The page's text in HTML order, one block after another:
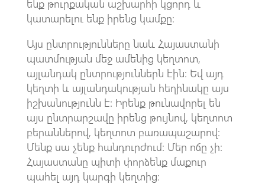
ենք թուրքական աշխարհի կցորդ և
կատարելու ենք իրենց կամքը։
Այս ընտրությունները նաև Հայաստանի
պատմության մեջ ամենից կեղտոտ,
այլանդակ ընտրություններն էին: Եվ այդ
կեղտի և այլանդակության հեղինակը այս
իշխանությունն է: Իրենք թունավորել են
այս ընտրարշավը իրենց թույնով, կեղտոտ
բերաններով, կեղտոտ բառապաշարով:
Մենք սա չենք հանդուրժում: Մեր ոճը չի:
Հայաստանը պիտի փորձենք մաքուր
պահել այդ կարգի կեղտից: